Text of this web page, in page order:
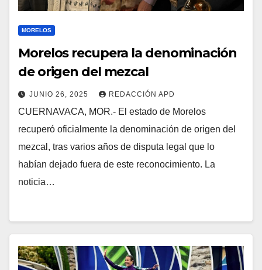
MORELOS
Morelos recupera la denominación
de origen del mezcal
JUNIO 26, 2025 REDACCIÓN APD
CUERNAVACA, MOR.- El estado de Morelos
recuperó oficialmente la denominación de origen del
mezcal, tras varios años de disputa legal que lo
habían dejado fuera de este reconocimiento. La
noticia…